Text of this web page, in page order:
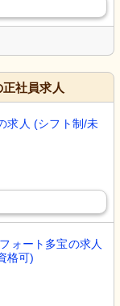
社員求人
求人 (シフト制/未
ォート多宝の求人
格可)